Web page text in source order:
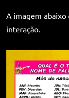
A imagem
interação.